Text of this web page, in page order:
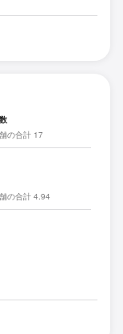
の合計 17
の合計 4.94